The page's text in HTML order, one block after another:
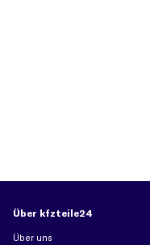
Über kfzteile24
Über uns